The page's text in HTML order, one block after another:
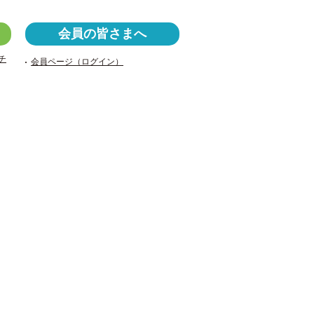
c
e
tt
er
er
n
会員の皆さまへ
会員ページ（ログイン）